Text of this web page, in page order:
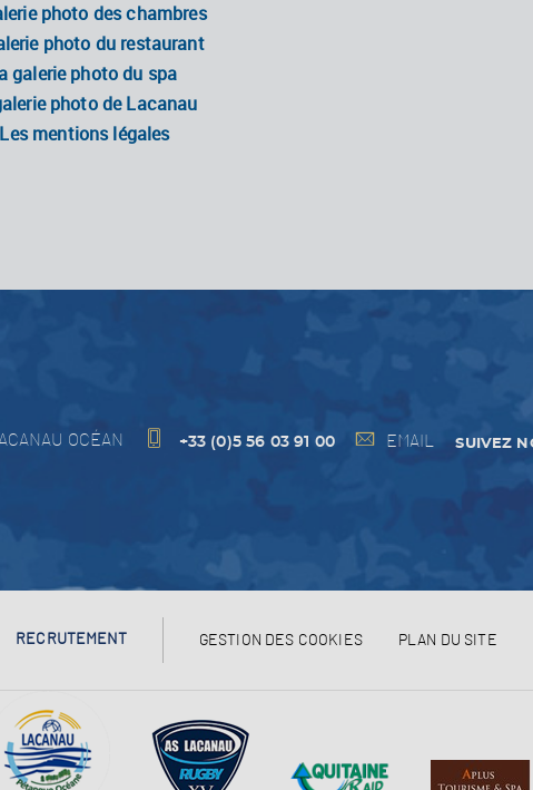
photo des chambres
photo du restaurant
galerie photo du spa
photo de Lacanau
Les mentions légales
OCÉAN +33 (0)5 56 03 91 00 EMAIL SUIVEZ
RECRUTEMENT GESTION DES COOKIES PLAN DU SITE